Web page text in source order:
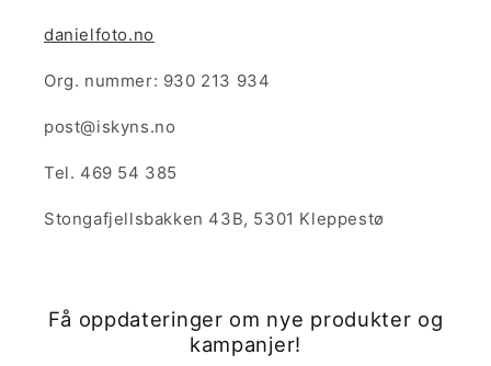
danielfoto.no
Org. nummer: 930 213 934
post@iskyns.no
Tel. 469 54 385
Stongafjellsbakken 43B, 5301 Kleppestø
Få oppdateringer om nye produkter og
kampanjer!